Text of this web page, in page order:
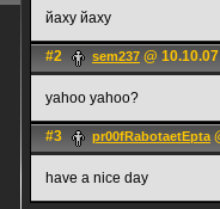
йахy йахy
#2 sem237 @
yahoo yahoo?
#3 pr00fRabotaetEpta
have a nice day